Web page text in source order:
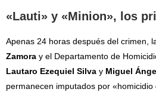
«Lauti» y «Minion», los
Apenas 24 horas después del crimen,
Zamora y el Departamento de
Lautaro Ezequiel Silva y Miguel
permanecen imputados por